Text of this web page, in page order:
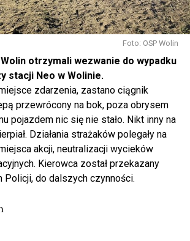
Foto: OSP Wolin
otrzymali wezwanie do wypadku
stacji Neo w Wolinie.
zdarzenia, zastano ciągnik
przewrócony na bok, poza obrysem
pojazdem nic się nie stało. Nikt inny na
Działania strażaków polegały na
akcji, neutralizacji wycieków
Kierowca został przekazany
Policji, do dalszych czynności.